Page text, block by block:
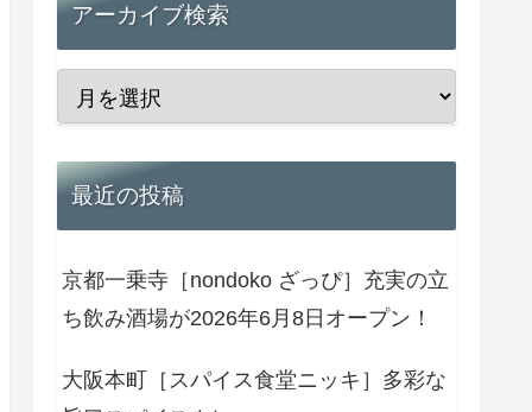
アーカイブ検索
最近の投稿
京都一乗寺［nondoko ざっぴ］充実の立
ち飲み酒場が2026年6月8日オープン！
大阪本町［スパイス食堂ニッキ］多彩な